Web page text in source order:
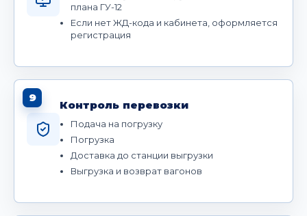
плана ГУ-12
Если нет ЖД-кода и кабинета, оформляется
регистрация
9
Контроль перевозки
Подача на погрузку
Погрузка
Доставка до станции выгрузки
Выгрузка и возврат вагонов